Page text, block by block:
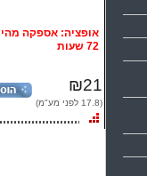
72 שעות
₪21
(17.8 לפני מע"מ)